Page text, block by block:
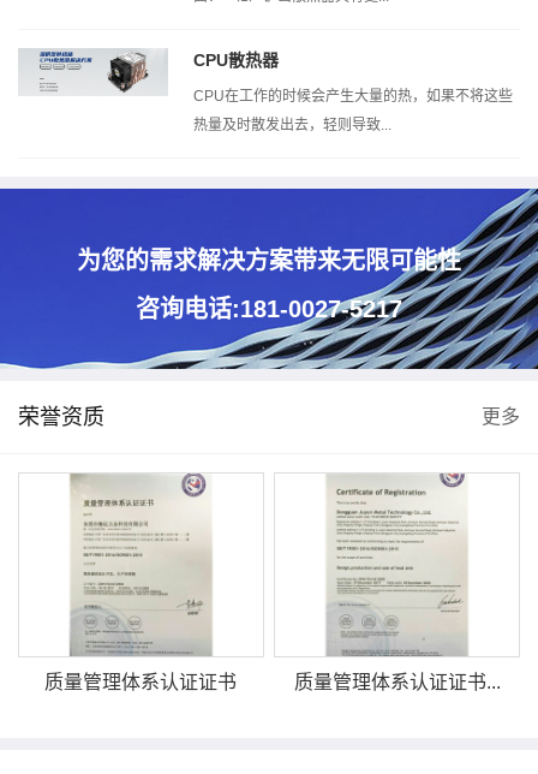
CPU散热器
CPU在工作的时候会产生大量的热，如果不将这些
热量及时散发出去，轻则导致...
为您的需求解决方案带来无限可能性
咨询电话:181-0027-5217
荣誉资质 更多
质量管理体系认证证书 质量管理体系认证证书...